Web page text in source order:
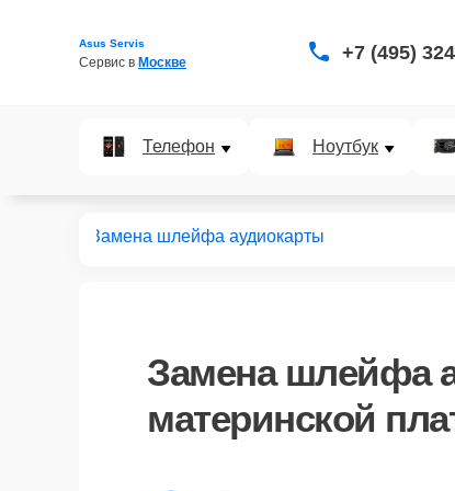
Asus Servis
Сервис в Москве +7 (495)
Телефон Ноутбук
Замена шлейфа аудиокарты
Замена шлейфа
материнской